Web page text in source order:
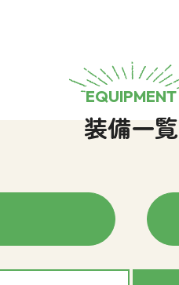
EQUIPMENT
装備一覧